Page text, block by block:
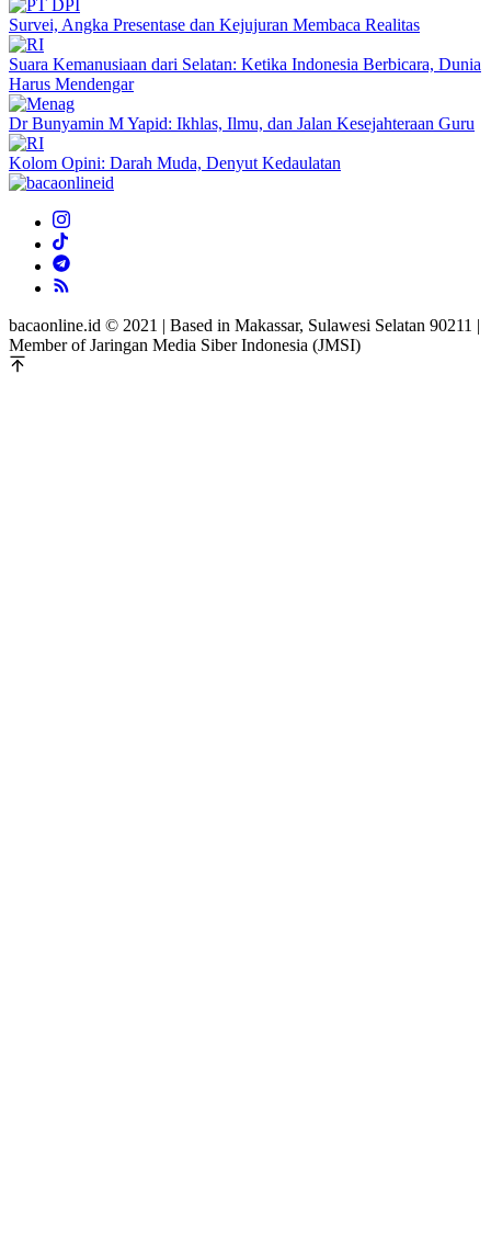
Survei, Angka Presentase dan Kejujuran Membaca Realitas
Suara Kemanusiaan dari Selatan: Ketika Indonesia Berbicara, Dunia
Harus Mendengar
Dr Bunyamin M Yapid: Ikhlas, Ilmu, dan Jalan Kesejahteraan Guru
Kolom Opini: Darah Muda, Denyut Kedaulatan
bacaonline.id © 2021 | Based in Makassar, Sulawesi Selatan 90211 |
Member of Jaringan Media Siber Indonesia (JMSI)